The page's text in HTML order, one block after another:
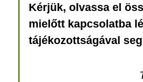
Kérjük, olvassa el
mielőtt kapcsolatba
tájékozottságával